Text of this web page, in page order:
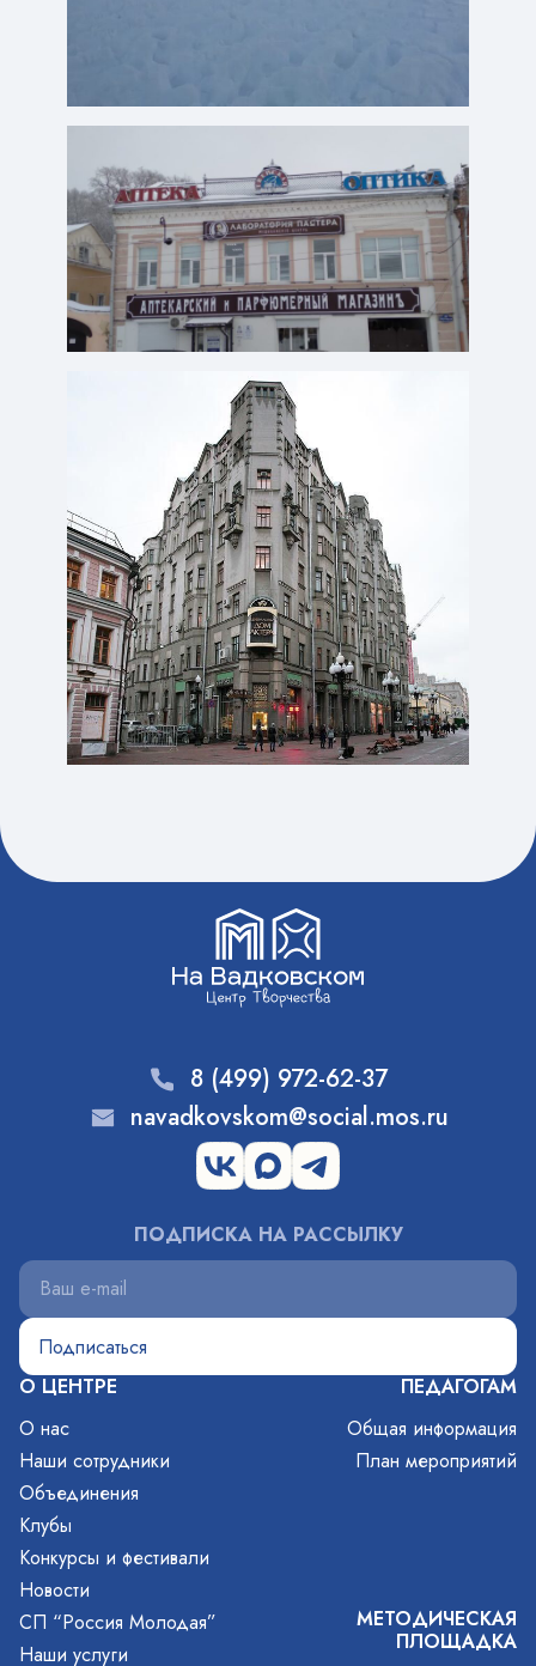
О ЦЕНТРЕ
О нас
Наши сотрудники
Объединения
Клубы
Конкурсы и фестивали
Новости
СП “Россия Молодая”
Наши услуги
ПЕДАГОГАМ
Общая информация
План мероприятий
МЕТОДИЧЕСКАЯ
ПЛОЩАДКА
8 (499) 972-62-37
navadkovskom@social.mos.ru
ПОДПИСКА НА РАССЫЛКУ